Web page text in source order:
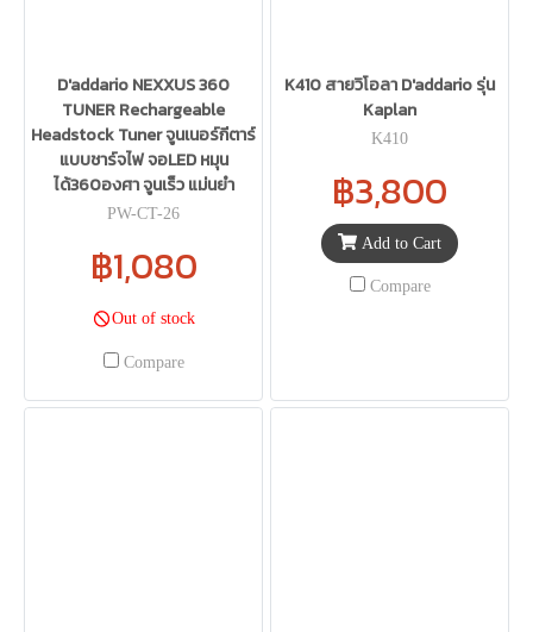
D'addario NEXXUS 360
TUNER Rechargeable
Headstock Tuner จูนเนอร์กีตาร์
แบบชาร์จไฟ จอLED หมุน
ได้360องศา จูนเร็ว แม่นยำ
PW-CT-26
฿1,080
Out of stock
Compare
K410 สายวิโอลา D'addario รุ่น
Kaplan
K410
฿3,800
Add to Cart
Compare